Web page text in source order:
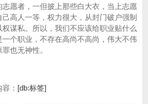
愿者，一但披上那些白大衣，当上志愿
高人一等，权力很大，从封门破户强制
谋私。所以，我们不应该给职业贴什么
个职业，不存在高尚不高尚，伟大不伟
也无神性‌。
： [db:标签]